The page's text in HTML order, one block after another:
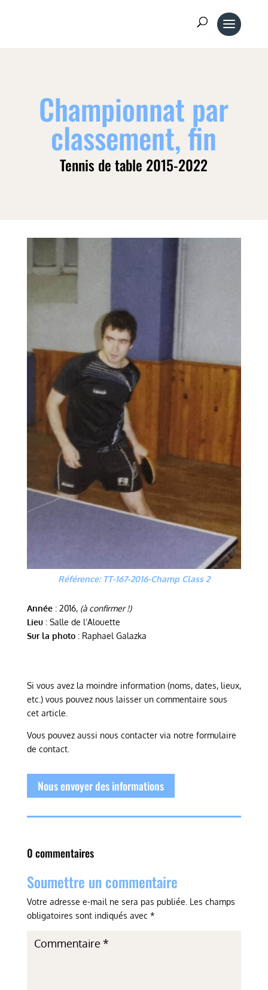
Championnat par
classement, fin
Tennis de table 2015-2022
Référence: TT-167-2016-Champ Class 2
Année : 2016, (à confirmer !)
Lieu: Salle de l’Alouette
Sur la photo: Raphael Galazka
Si vous avez la moindre information (noms, dates, lieux,
etc.) vous pouvez nous laisser un commentaire sous
cet article.
Vous pouvez aussi nous contacter via notre formulaire
de contact.
Nous envoyer des informations
0 commentaires
Soumettre un commentaire
Votre adresse e-mail ne sera pas publiée. Les champs
obligatoires sont indiqués avec *